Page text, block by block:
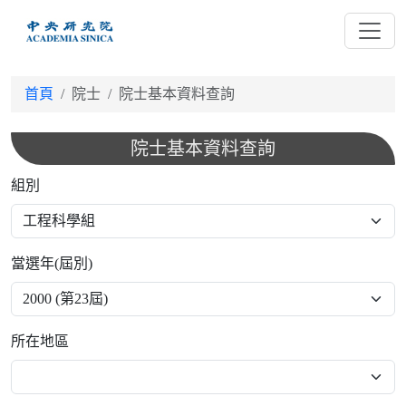
首頁 院士 院士基本資料查詢
院士基本資料查詢
組別
當選年(屆別)
所在地區